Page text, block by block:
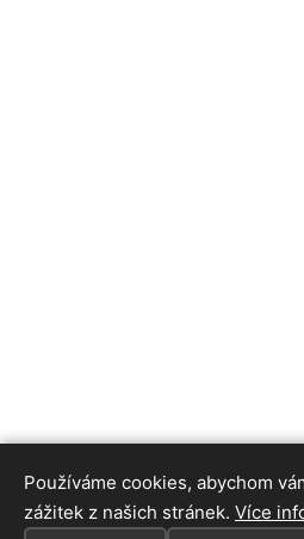
Používáme cookies, abychom
zážitek z našich stránek. Více